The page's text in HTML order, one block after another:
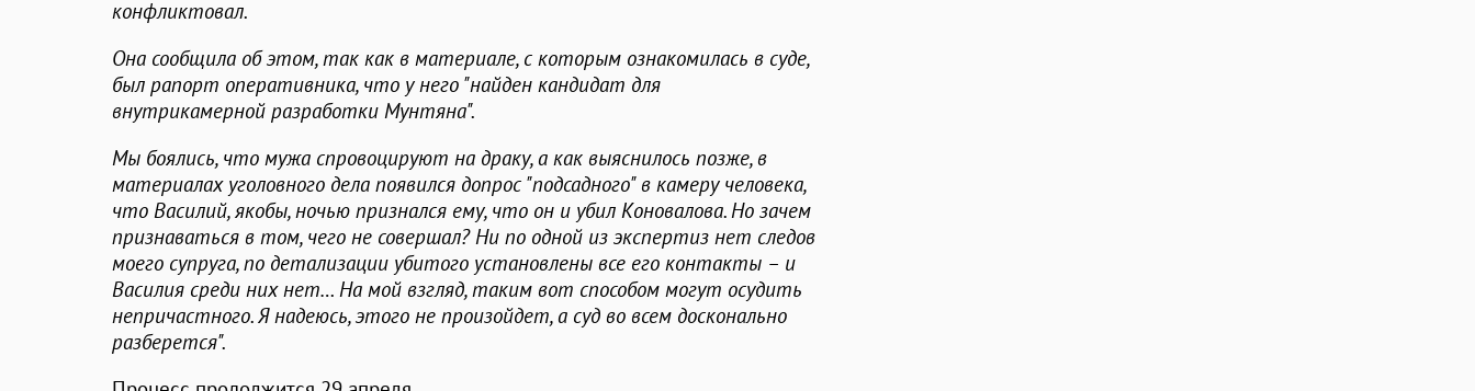
конфликтовал.
Она сообщила об этом, так как в материале, с которым ознакомилась в суде,
был рапорт оперативника, что у него "найден кандидат для
внутрикамерной разработки Мунтяна".
Мы боялись, что мужа спровоцируют на драку, а как выяснилось позже, в
материалах уголовного дела появился допрос "подсадного" в камеру человека,
что Василий, якобы, ночью признался ему, что он и убил Коновалова. Но зачем
признаваться в том, чего не совершал? Ни по одной из экспертиз нет следов
моего супруга, по детализации убитого установлены все его контакты – и
Василия среди них нет… На мой взгляд, таким вот способом могут осудить
непричастного. Я надеюсь, этого не произойдет, а суд во всем досконально
разберется".